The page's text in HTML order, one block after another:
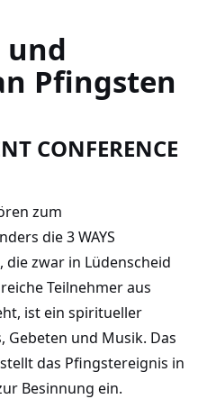
Pfingsten
CONFERENCE
zum
die 3 WAYS
die zwar in Lüdenscheid
Teilnehmer aus
ist ein spiritueller
und Musik. Das
das Pfingstereignis in
Besinnung ein.